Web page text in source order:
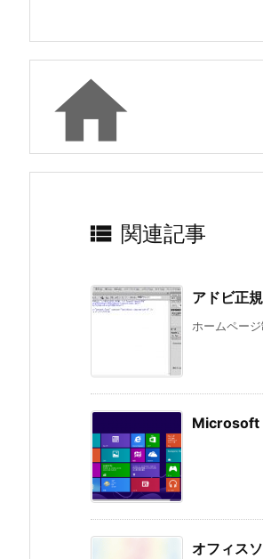

 関連記事
アドビ正
ホームペー
Microsoft
オフィス